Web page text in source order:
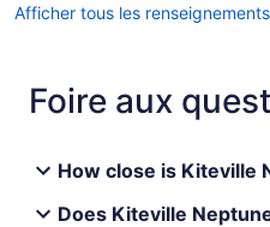
Afficher tous les
Foire aux
How close is Kiteville
Does Kiteville